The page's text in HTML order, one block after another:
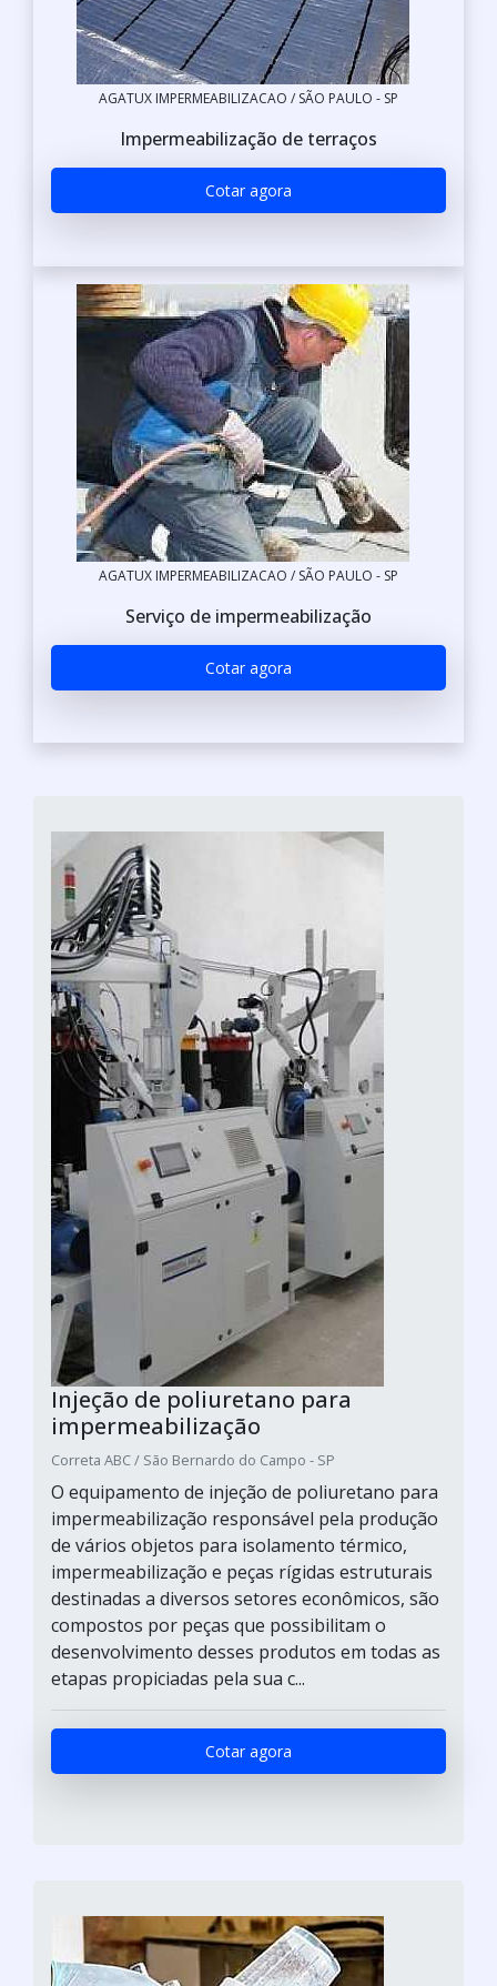
AGATUX IMPERMEABILIZACAO / SÃO PAULO - SP
Impermeabilização de terraços
Cotar agora
AGATUX IMPERMEABILIZACAO / SÃO PAULO - SP
Serviço de impermeabilização
Cotar agora
Injeção de poliuretano para
impermeabilização
Correta ABC / São Bernardo do Campo - SP
O equipamento de injeção de poliuretano para
impermeabilização responsável pela produção
de vários objetos para isolamento térmico,
impermeabilização e peças rígidas estruturais
destinadas a diversos setores econômicos, são
compostos por peças que possibilitam o
desenvolvimento desses produtos em todas as
etapas propiciadas pela sua c...
Cotar agora